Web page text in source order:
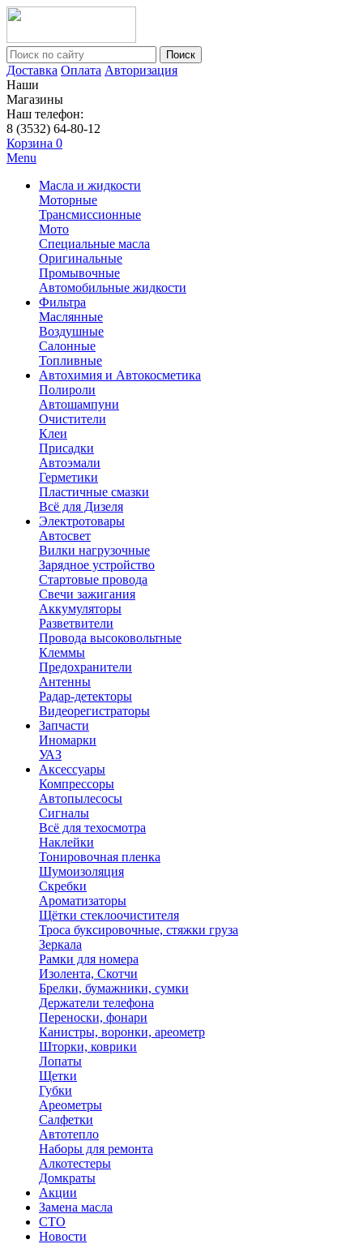
Поиск
Доставка Оплата Авторизация
Наши
Магазины
Наш телефон:
8 (3532) 64-80-12
Корзина 0
Menu
Масла и жидкости
Моторные
Трансмиссионные
Мото
Специальные масла
Оригинальные
Промывочные
Автомобильные жидкости
Фильтра
Маслянные
Воздушные
Салонные
Топливные
Автохимия и Автокосметика
Полироли
Автошампуни
Очистители
Клеи
Присадки
Автоэмали
Герметики
Пластичные смазки
Всё для Дизеля
Электротовары
Автосвет
Вилки нагрузочные
Зарядное устройство
Стартовые провода
Свечи зажигания
Аккумуляторы
Разветвители
Провода высоковольтные
Клеммы
Предохранители
Антенны
Радар-детекторы
Видеорегистраторы
Запчасти
Иномарки
УАЗ
Аксесcуары
Компрессоры
Автопылесосы
Сигналы
Всё для техосмотра
Наклейки
Тонировочная пленка
Шумоизоляция
Скребки
Ароматизаторы
Щётки стеклоочистителя
Троса буксировочные, стяжки груза
Зеркала
Рамки для номера
Изолента, Скотчи
Брелки, бумажники, сумки
Держатели телефона
Переноски, фонари
Канистры, воронки, ареометр
Шторки, коврики
Лопаты
Щетки
Губки
Ареометры
Салфетки
Автотепло
Наборы для ремонта
Алкотестеры
Домкраты
Акции
Замена масла
СТО
Новости